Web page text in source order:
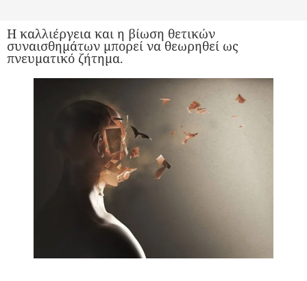
Η καλλιέργεια και η βίωση θετικών
συναισθημάτων μπορεί να θεωρηθεί ως
πνευματικό ζήτημα.